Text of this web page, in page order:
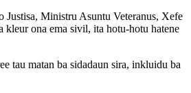
Justisa, Ministru Asuntu Veteranus, Xefe
kleur ona ema sivil, ita hotu-hotu hatene
tau matan ba sidadaun sira, inkluidu ba